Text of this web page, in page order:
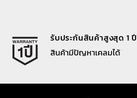
รับประกันสินค้าสูงสุด 1 ปี
สินค้ามีปัญหาเคลมได้